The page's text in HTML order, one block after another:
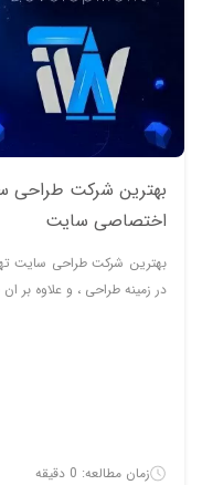
بهترین شرکت طراحی
اختصاصی سایت
بهترین شرکت طراحی سایت
در زمینه طراحی ، و علاوه بر
زمان مطالعه: 0 دقیقه